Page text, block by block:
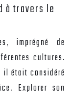
à travers le
imprégné de
cultures.
il était considéré
Explorer son